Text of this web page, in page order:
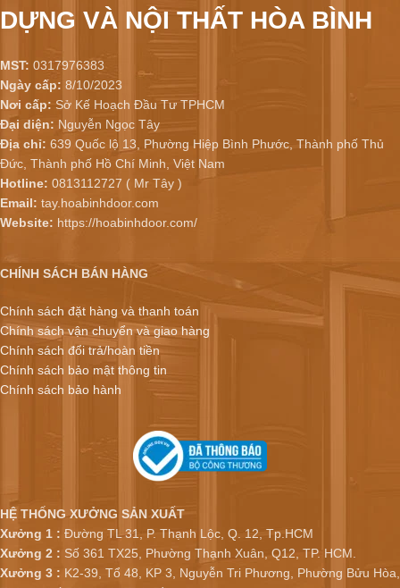
DỰNG VÀ NỘI THẤT HÒA BÌNH
MST: 0317976383
Ngày cấp: 8/10/2023
Nơi cấp: Sở Kế Hoạch Đầu Tư TPHCM
Đại diện: Nguyễn Ngọc Tây
Địa chỉ: 639 Quốc lộ 13, Phường Hiệp Bình Phước, Thành phố Thủ
Đức, Thành phố Hồ Chí Minh, Việt Nam
Hotline: 0813112727 ( Mr Tây )
Email: tay.hoabinhdoor.com
Website: https://hoabinhdoor.com/
CHÍNH SÁCH BÁN HÀNG
Chính sách đặt hàng và thanh toán
Chính sách vận chuyển và giao hàng
Chính sách đổi trả/hoàn tiền
Chính sách bảo mật thông tin
Chính sách bảo hành
HỆ THỐNG XƯỞNG SẢN XUẤT
Xưởng 1 : Đường TL 31, P. Thạnh Lộc, Q. 12, Tp.HCM
Xưởng 2 : Số 361 TX25, Phường Thạnh Xuân, Q12, TP. HCM.
Xưởng 3 : K2-39, Tổ 48, KP 3, Nguyễn Tri Phương, Phường Bửu Hòa,